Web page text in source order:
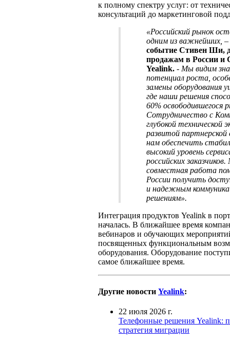
к полному спектру услуг: от
консультаций до маркетинговой
«Российский рынок
одним из важнейших, –
событие Стивен Ши,
продажам в России
Yealink. - Мы видим
потенциал роста,
замены оборудования
где наши решения
60% освободившегося
Сотрудничество с
глубокой технической
развитой
нам обеспечить
высокий уровень
российских
совместная работа
России получить
и надежным
решениям».
Интеграция продуктов Yealink в
началась. В ближайшее время
вебинаров и обучающих
посвященных функциональным
оборудования. Оборудование
самое ближайшее время.
Другие новости Yealink:
22 июля 2026 г.
Телефонные решения Yealink:
стратегия миграции